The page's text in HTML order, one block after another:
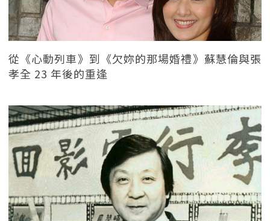
從《心動列車》到《欠妳的那場婚禮》蘇慧倫與張
孝全 23 年後的重逢